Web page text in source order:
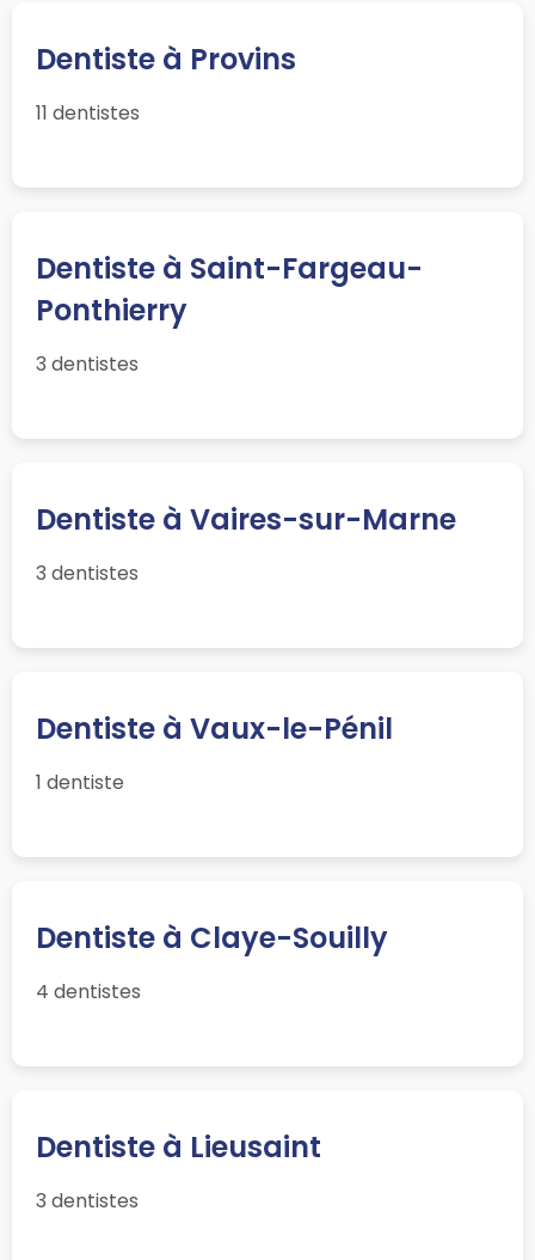
Dentiste à Provins
11 dentistes
Dentiste à Saint-Fargeau-
Ponthierry
3 dentistes
Dentiste à Vaires-sur-Marne
3 dentistes
Dentiste à Vaux-le-Pénil
1 dentiste
Dentiste à Claye-Souilly
4 dentistes
Dentiste à Lieusaint
3 dentistes